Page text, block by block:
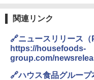
[山
高
ー
関連リンク
🔗ニュースリリース（
https://housefoods-
group.com/
🔗ハウス食品グループ